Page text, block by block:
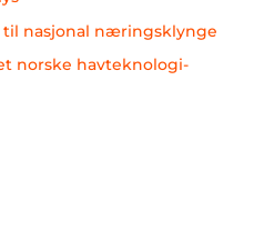
nasjonal næringsklynge
norske havteknologi-